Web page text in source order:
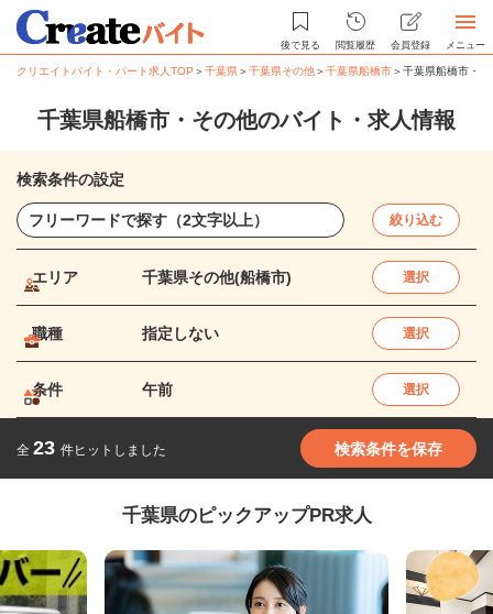
後で見る 閲覧履歴 会員登録 メニュー
クリエイトバイト・パート求人TOP ＞千葉県＞千葉県その他＞千葉県船橋市＞千葉県船橋市・
千葉県船橋市・その他のバイト・求人情報
検索条件の設定
絞り込む
エリア 千葉県その他(船橋市) 選択
職種 指定しない 選択
条件 午前 選択
全 23 件ヒットしました 検索条件を保存
千葉県のピックアップPR求人